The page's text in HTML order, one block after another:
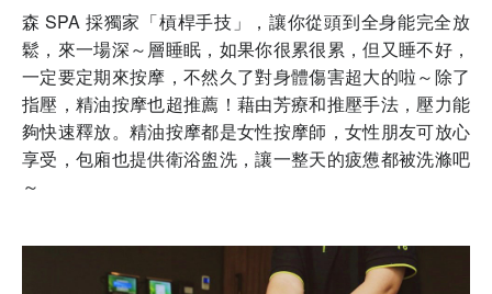
森 SPA 採獨家「槓桿手技」，讓你從頭到全身能完全放
鬆，來一場深～層睡眠，如果你很累很累，但又睡不好，
一定要定期來按摩，不然久了對身體傷害超大的啦～除了
指壓，精油按摩也超推薦！藉由芳療和推壓手法，壓力能
夠快速釋放。精油按摩都是女性按摩師，女性朋友可放心
享受，包廂也提供衛浴盥洗，讓一整天的疲憊都被洗滌吧
～